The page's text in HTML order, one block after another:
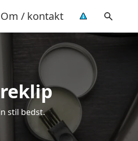
Om / kontakt
stil bedst.